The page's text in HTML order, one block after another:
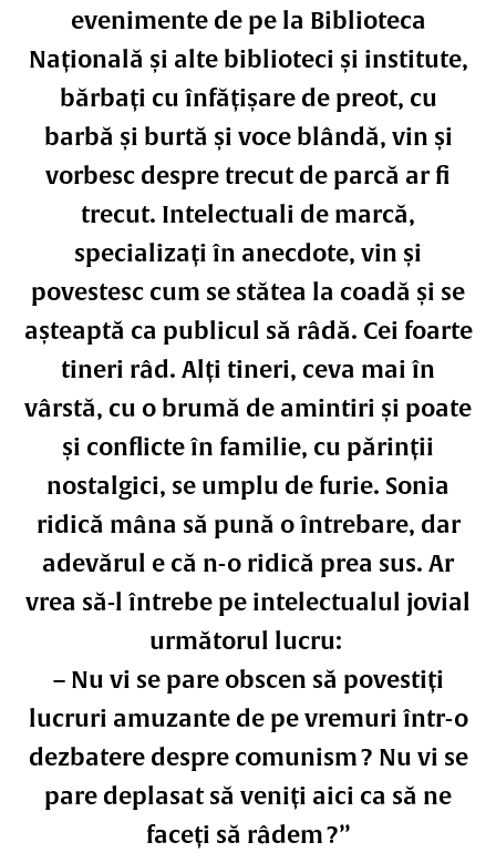
evenimente de pe la Biblioteca
Națională și alte biblioteci și institute,
bărbați cu înfățișare de preot, cu
barbă și burtă și voce blândă, vin și
vorbesc despre trecut de parcă ar fi
trecut. Intelectuali de marcă,
specializați în anecdote, vin și
povestesc cum se stătea la coadă și se
așteaptă ca publicul să râdă. Cei foarte
tineri râd. Alți tineri, ceva mai în
vârstă, cu o brumă de amintiri și poate
și conflicte în familie, cu părinții
nostalgici, se umplu de furie. Sonia
ridică mâna să pună o întrebare, dar
adevărul e că n-­o ridică prea sus. Ar
vrea să­-l întrebe pe intelectualul jovial
următorul lucru:
– Nu vi se pare obscen să povestiți
lucruri amuzante de pe vremuri într­-o
dezbatere despre comunism ? Nu vi se
pare deplasat să veniți aici ca să ne
faceți să râdem ?”